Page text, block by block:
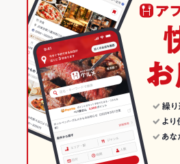
東京 × カレー
下北沢・代々木上原のグルメランキング
下北沢のグルメランキング